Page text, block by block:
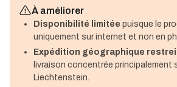
À améliorer
Disponibilité limitée puisque le
uniquement sur internet et non en
Expédition géographique
livraison concentrée principalement
Liechtenstein.